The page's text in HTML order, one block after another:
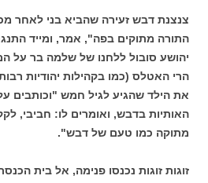
צנצנת דבש זעירה שהביא בני לאחר
התורה מתוקים בפה", אמר, ומייד
יהושע סובול ללחנו של שלמה בר על
הרי האטלס (כמו בקהילות יהודיות
את הילד שהגיע לגיל חמש "וכותבים
האותיות בדבש, ואומרים לו: חביבי,
מתוקה כמו טעם של דבש".
זוגות זוגות נכנסו פנימה, אל בית